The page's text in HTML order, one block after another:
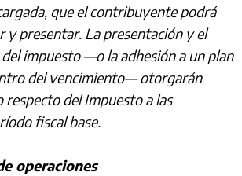
que el contribuyente podrá
y presentar. La presentación y el
impuesto —o la adhesión a un plan
del vencimiento— otorgarán
del Impuesto a las
fiscal base.
operaciones